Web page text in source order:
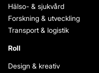
Hälso- & sjukvård
Forskning & utveckling
Transport & logistik
Roll
Design & kreativ